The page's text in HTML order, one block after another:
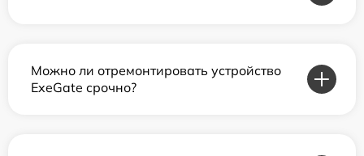
Можно ли отремонтировать устройство
ExeGate срочно?